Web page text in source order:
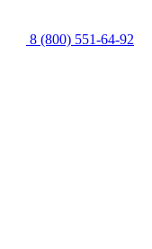
8 (800) 551-64-92